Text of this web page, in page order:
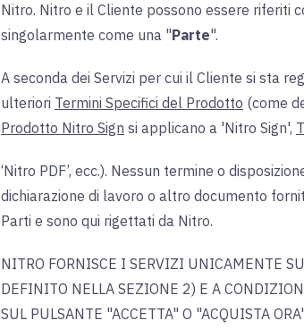
Nitro. Nitro e il Cliente possono essere riferiti
singolarmente come una "Parte".
A seconda dei Servizi per cui il Cliente si sta
ulteriori Termini Specifici del Prodotto (come
Prodotto Nitro Sign si applicano a 'Nitro Sign',
‘Nitro PDF’, ecc.). Nessun termine o
dichiarazione di lavoro o altro documento
Parti e sono qui rigettati da Nitro.
NITRO FORNISCE I SERVIZI UNICAMENTE
DEFINITO NELLA SEZIONE 2) E A
SUL PULSANTE "ACCETTA" O "ACQUISTA